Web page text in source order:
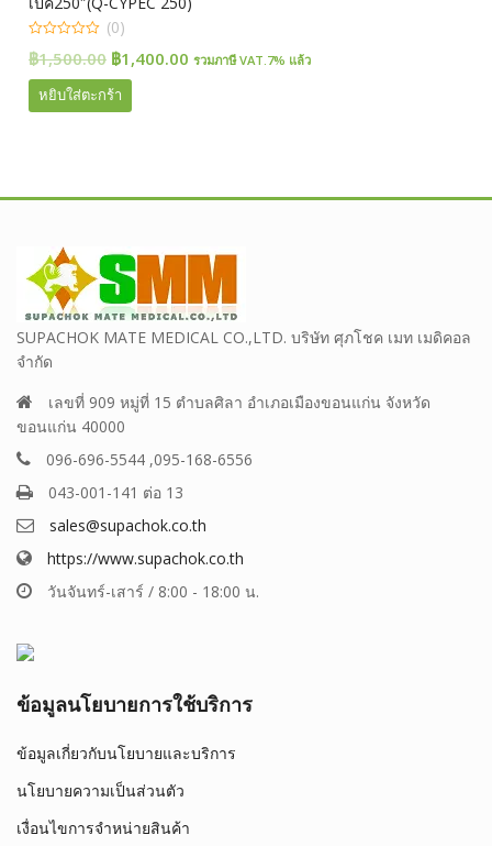
out
(0)
฿1,500.00 Original
price
was:
฿1,400.00 Current
รวมภาษี VAT.7% แล้ว
หยิบใส่ตะกร้า
SUPACHOK MATE MEDICAL CO.,LTD. บริษัท ศุภโชค เมท เมดิคอล
จำกัด
เลขที่ 909 หมู่ที่ 15 ตำบลศิลา อำเภอเมืองขอนแก่น จังหวัด
ขอนแก่น 40000
096-696-5544 ,095-168-6556
043-001-141 ต่อ 13
sales@supachok.co.th
https://www.supachok.co.th
วันจันทร์-เสาร์ / 8:00 - 18:00 น.
ข้อมูลนโยบายการใช้บริการ
ข้อมูลเกี่ยวกับนโยบายและบริการ
นโยบายความเป็นส่วนตัว
เงื่อนไขการจำหน่ายสินค้า